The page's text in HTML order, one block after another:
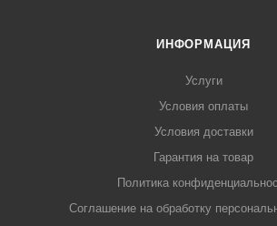
ИНФОРМАЦИЯ
Услуги
Условия оплаты
Условия доставки
Гарантия на товар
Политика
Соглашение на обработку